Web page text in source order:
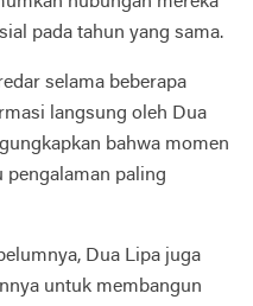
pada tahun yang sama.
selama beberapa
langsung oleh Dua
bahwa momen
pengalaman paling
Dua Lipa juga
untuk membangun